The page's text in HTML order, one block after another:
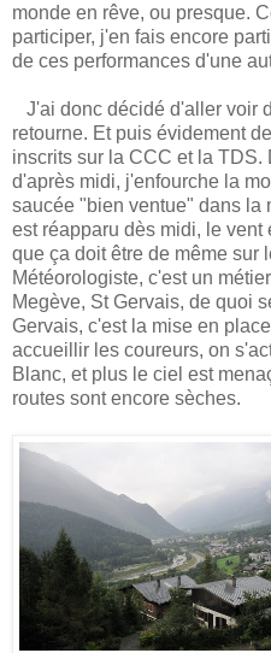
monde en rêve, ou presque.
participer, j'en fais encore
de ces performances d'une
J'ai donc décidé d'aller voir
retourne. Et puis évidement
inscrits sur la CCC et la TDS.
d'après midi, j'enfourche la
saucée "bien ventue" dans la
est réapparu dès midi, le vent
que ça doit être de même sur
Météorologiste, c'est un
Megève, St Gervais, de quoi
Gervais, c'est la mise en
accueillir les coureurs, on
Blanc, et plus le ciel est
routes sont encore sèches.